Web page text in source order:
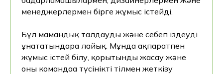
менеджерлермен бірге жұмыс істейді.
Бұл мамандық талдауды және себеп іздеуді
ұнататындарға лайық. Мұнда ақпаратпен
жұмыс істей білу, қорытынды жасау және
оны командаға түсінікті тілмен жеткізу